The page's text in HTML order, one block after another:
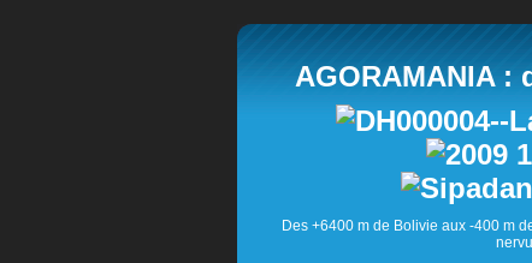
AGORAMANIA :
Des +6400 m de Bolivie aux -400 m